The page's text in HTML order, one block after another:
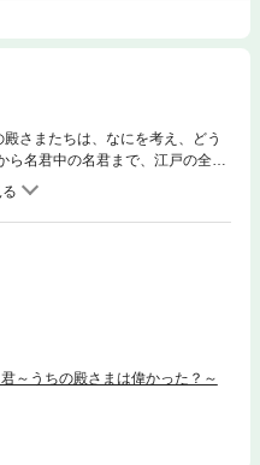
さまたちは、なにを考え、どう
名君中の名君まで、江戸の全時
～うちの殿さまは偉かった？～